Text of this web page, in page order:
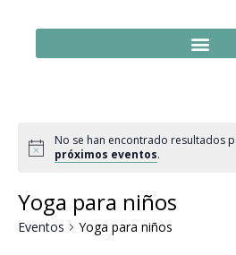
No se han encontrado resultados
próximos eventos.
Yoga para niños
Eventos Yoga para niños